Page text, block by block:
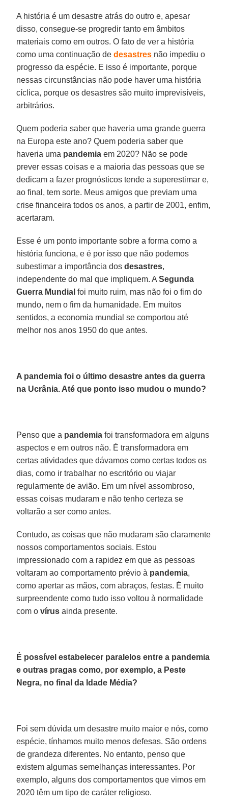
A história é um desastre atrás do outro e, apesar
disso, consegue-se progredir tanto em âmbitos
materiais como em outros. O fato de ver a história
como uma continuação dedesastres não impediu o
progresso da espécie. E isso é importante, porque
nessas circunstâncias não pode haver uma história
cíclica, porque os desastres são muito imprevisíveis,
arbitrários.
Quem poderia saber que haveria uma grande guerra
na Europa este ano? Quem poderia saber que
haveria uma pandemia em 2020? Não se pode
prever essas coisas e a maioria das pessoas que se
dedicam a fazer prognósticos tende a superestimar e,
ao final, tem sorte. Meus amigos que previam uma
crise financeira todos os anos, a partir de 2001, enfim,
acertaram.
Esse é um ponto importante sobre a forma como a
história funciona, e é por isso que não podemos
subestimar a importância dosdesastres,
independente do mal que impliquem. ASegunda
Guerra Mundial foi muito ruim, mas não foi o fim do
mundo, nem o fim da humanidade. Em muitos
sentidos, a economia mundial se comportou até
melhor nos anos 1950 do que antes.
A pandemia foi o último desastre antes da guerra
na Ucrânia. Até que ponto isso mudou o mundo?
Penso que a pandemia foi transformadora em alguns
aspectos e em outros não. É transformadora em
certas atividades que dávamos como certas todos os
dias, como ir trabalhar no escritório ou viajar
regularmente de avião. Em um nível assombroso,
essas coisas mudaram e não tenho certeza se
voltarão a ser como antes.
Contudo, as coisas que não mudaram são claramente
nossos comportamentos sociais. Estou
impressionado com a rapidez em que as pessoas
voltaram ao comportamento prévio à pandemia,
como apertar as mãos, com abraços, festas. É muito
surpreendente como tudo isso voltou à normalidade
com ovírus ainda presente.
É possível estabelecer paralelos entre a pandemia
e outras pragas como, por exemplo, a Peste
Negra, no final da Idade Média?
Foi sem dúvida um desastre muito maior e nós, como
espécie, tínhamos muito menos defesas. São ordens
de grandeza diferentes. No entanto, penso que
existem algumas semelhanças interessantes. Por
exemplo, alguns dos comportamentos que vimos em
2020 têm um tipo de caráter religioso.